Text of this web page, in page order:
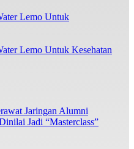
Lemo Untuk Kesehatan
Jaringan Alumni
Jadi “Masterclass”